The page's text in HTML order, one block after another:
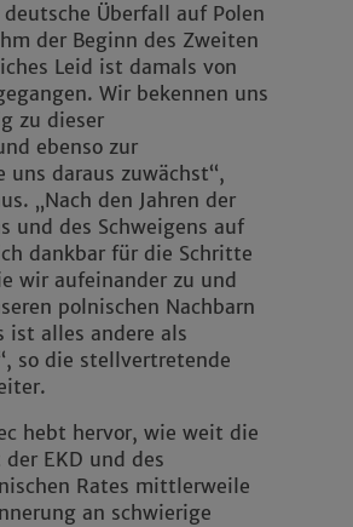
Überfall auf Polen
der Beginn des Zweiten
Leid ist damals von
Wir bekennen uns
zu dieser
ebenso zur
daraus zuwächst“,
„Nach den Jahren der
und des Schweigens auf
dankbar für die Schritte
wir aufeinander zu und
polnischen Nachbarn
ist alles andere als
so die stellvertretende
hebt hervor, wie weit die
EKD und des
Rates mittlerweile
an schwierige